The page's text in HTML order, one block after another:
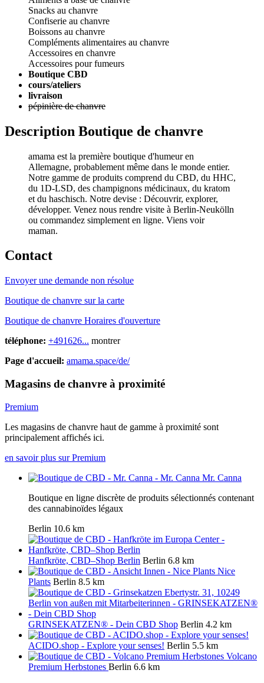
Snacks au chanvre
Confiserie au chanvre
Boissons au chanvre
Compléments alimentaires au chanvre
Accessoires en chanvre
Accessoires pour fumeurs
Boutique CBD
cours/ateliers
livraison
pépinière de chanvre
Description Boutique de chanvre
amama est la première boutique d'humeur en
Allemagne, probablement même dans le monde entier.
Notre gamme de produits comprend du CBD, du HHC,
du 1D-LSD, des champignons médicinaux, du kratom
et du haschisch. Notre devise : Découvrir, explorer,
développer. Venez nous rendre visite à Berlin-Neukölln
ou commandez simplement en ligne. Viens voir
maman.
Contact
Envoyer une demande non résolue
Boutique de chanvre sur la carte
Boutique de chanvre Horaires d'ouverture
téléphone: +491626... montrer
Page d'accueil: amama.space/de/
Magasins de chanvre à proximité
Premium
Les magasins de chanvre haut de gamme à proximité sont
principalement affichés ici.
en savoir plus sur Premium
Mr. Canna
Boutique en ligne discrète de produits sélectionnés contenant
des cannabinoïdes légaux
Berlin 10.6 km
Hanfkröte, CBD–Shop Berlin Berlin 6.8 km
Nice
Plants Berlin 8.5 km
GRINSEKATZEN® - Dein CBD Shop Berlin 4.2 km
ACIDO.shop - Explore your senses! Berlin 5.5 km
Volcano
Premium Herbstones Berlin 6.6 km